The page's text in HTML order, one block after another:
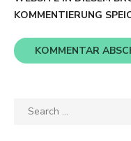
KOMMENTIERUNG
Search